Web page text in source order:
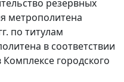
резервных
метрополитена
по титулам
в соответствии
городского